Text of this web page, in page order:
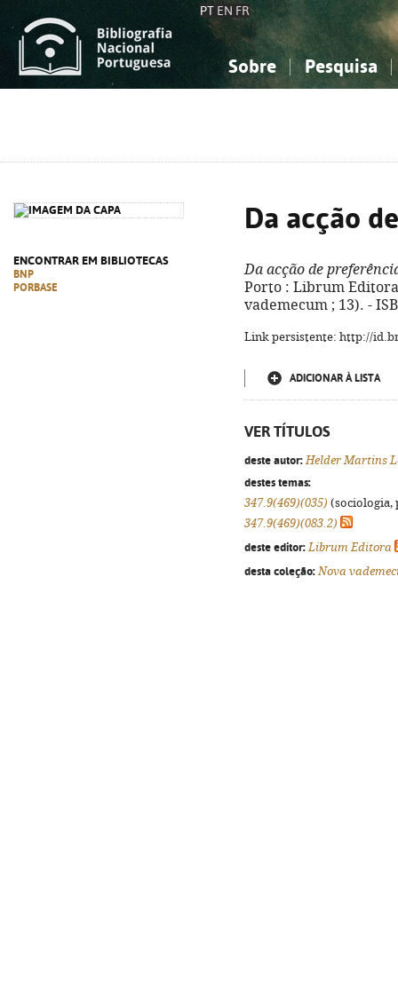
PT EN FR
Sobre Pesquisa
ENCONTRAR EM BIBLIOTECAS
BNP
PORBASE
Da acção
Da acção de
Porto : Librum
vademecum ; 13). -
Link persistente: http://
ADICIONAR À LISTA
VER TÍTULOS
deste autor: Helder Martins
destes temas:
347.9(469)(035) (sociologia,
347.9(469)(083.2)
deste editor: Librum Editora
desta coleção: Nova